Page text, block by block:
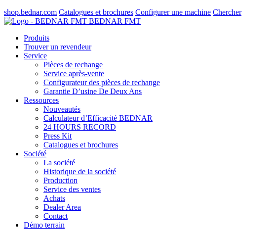
shop.bednar.com Catalogues et brochures Configurer une machine Chercher
BEDNAR FMT
Produits
Trouver un revendeur
Service
Pièces de rechange
Service après-vente
Configurateur des pièces de rechange
Garantie D’usine De Deux Ans
Ressources
Nouveautés
Calculateur d’Efficacité BEDNAR
24 HOURS RECORD
Press Kit
Catalogues et brochures
Société
La société
Historique de la société
Production
Service des ventes
Achats
Dealer Area
Contact
Démo terrain